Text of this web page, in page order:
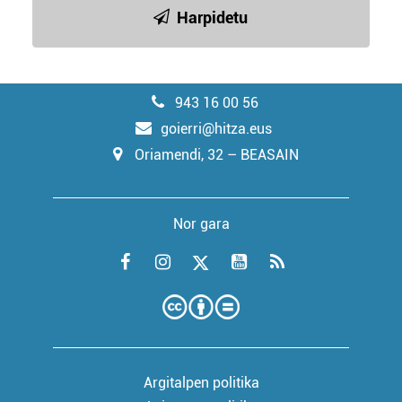
Harpidetu
943 16 00 56
goierri@hitza.eus
Oriamendi, 32 – BEASAIN
Nor gara
Argitalpen politika